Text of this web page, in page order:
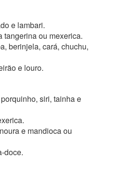
e lambari.
tangerina ou mexerica.
berinjela, cará, chuchu,
e louro.
siri, tainha e
e mandioca ou
doce.